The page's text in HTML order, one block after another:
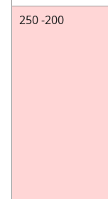
250 -200